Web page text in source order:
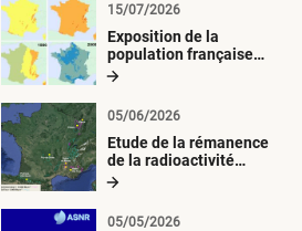
Exposition de la
population française
métropolitaine aux
atmosphériques
radioactives depuis 1945
15/07/2026
Etude de la rémanence
de la radioactivité
d’origine artificielle
05/06/2026
05/05/2026